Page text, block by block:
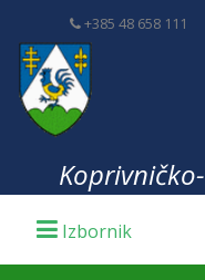
+385 48 658 111